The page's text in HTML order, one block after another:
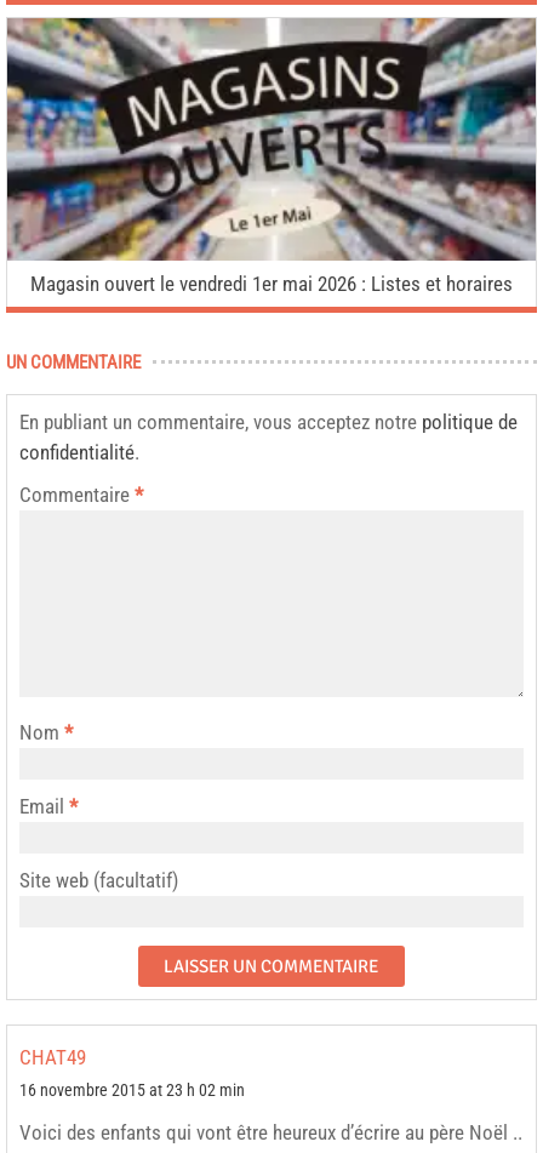
Magasin ouvert le vendredi 1er mai 2026 : Listes et horaires
UN COMMENTAIRE
En publiant un commentaire, vous acceptez notre politique de
confidentialité.
Commentaire *
Nom *
Email *
Site web (facultatif)
CHAT49
16 novembre 2015 at 23 h 02 min
Voici des enfants qui vont être heureux d’écrire au père Noël ..